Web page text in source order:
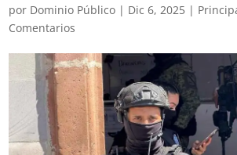
por Dominio Público | Dic 6, 2025 |
Comentarios